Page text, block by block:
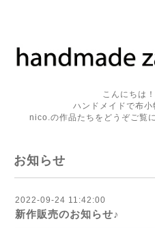
こんにちは
ハンドメイドで布小
nico.の作品たちをどうぞご覧
お知らせ
2022-09-24 11:42:00
新作販売のお知らせ♪